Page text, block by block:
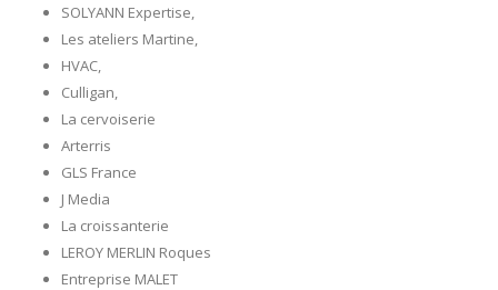
SOLYANN Expertise,
Les ateliers Martine,
HVAC,
Culligan,
La cervoiserie
Arterris
GLS France
J Media
La croissanterie
LEROY MERLIN Roques
Entreprise MALET